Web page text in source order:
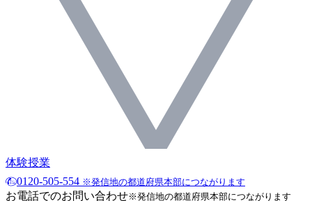
体験授業
0120-505-554 ※発信地の都道府県本部につながります
お電話でのお問い合わせ※発信地の都道府県本部につながります